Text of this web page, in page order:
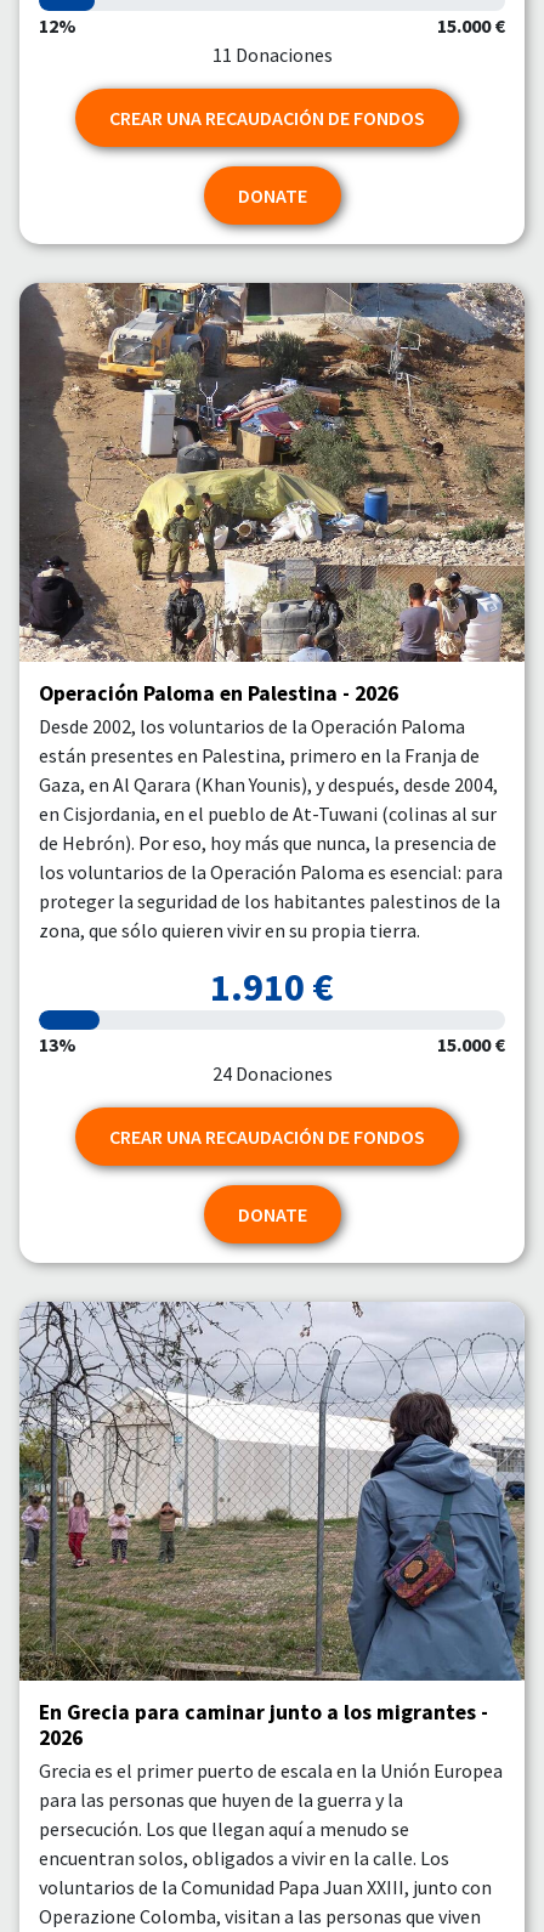
12%
15.000 €
11 Donaciones
CREAR UNA RECAUDACIÓN DE FONDOS
DONATE
Operación Paloma en Palestina - 2026
Desde 2002, los voluntarios de la Operación Paloma
están presentes en Palestina, primero en la Franja de
Gaza, en Al Qarara (Khan Younis), y después, desde 2004,
en Cisjordania, en el pueblo de At-Tuwani (colinas al sur
de Hebrón). Por eso, hoy más que nunca, la presencia de
los voluntarios de la Operación Paloma es esencial: para
proteger la seguridad de los habitantes palestinos de la
zona, que sólo quieren vivir en su propia tierra.
1.910 €
13%
15.000 €
24 Donaciones
CREAR UNA RECAUDACIÓN DE FONDOS
DONATE
En Grecia para caminar junto a los migrantes -
2026
Grecia es el primer puerto de escala en la Unión Europea
para las personas que huyen de la guerra y la
persecución. Los que llegan aquí a menudo se
encuentran solos, obligados a vivir en la calle. Los
voluntarios de la Comunidad Papa Juan XXIII, junto con
Operazione Colomba, visitan a las personas que viven